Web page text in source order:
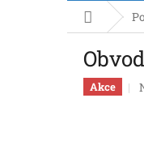
Domů
Akce